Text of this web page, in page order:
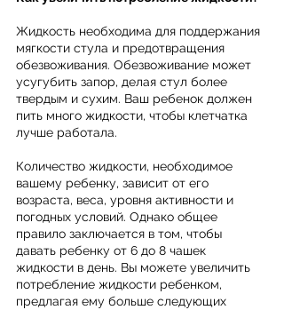
Жидкость необходима для поддержания
мягкости стула и предотвращения
обезвоживания. Обезвоживание может
усугубить запор, делая стул более
твердым и сухим. Ваш ребенок должен
пить много жидкости, чтобы клетчатка
лучше работала.
Количество жидкости, необходимое
вашему ребенку, зависит от его
возраста, веса, уровня активности и
погодных условий. Однако общее
правило заключается в том, чтобы
давать ребенку от 6 до 8 чашек
жидкости в день. Вы можете увеличить
потребление жидкости ребенком,
предлагая ему больше следующих